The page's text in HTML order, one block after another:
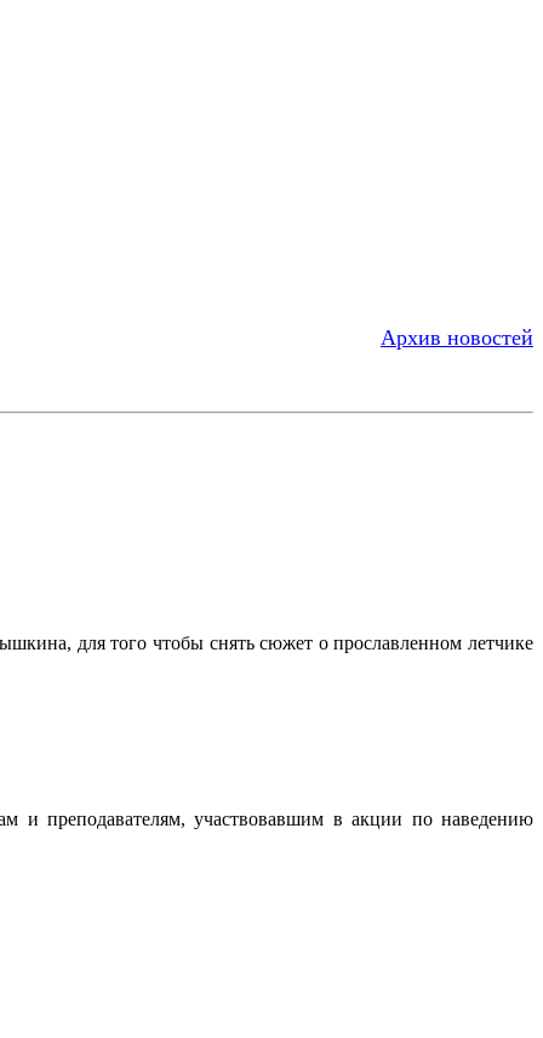
Архив новостей
для того чтобы снять сюжет о прославленном летчике
и преподавателям, участвовавшим в акции по наведению